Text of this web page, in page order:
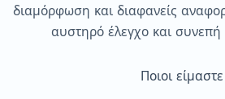
διαμόρφωση και διαφανείς
αυστηρό έλεγχο και
Ποιοι είμαστε